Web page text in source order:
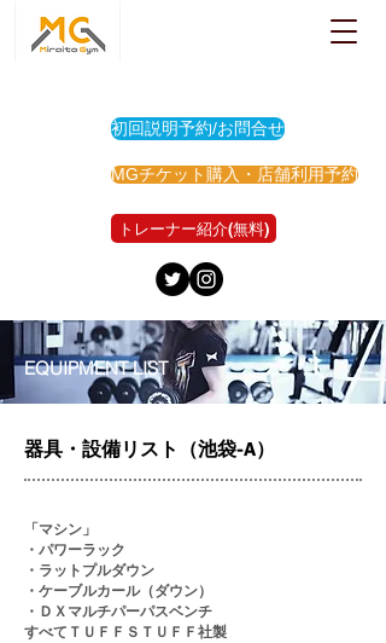
初回説明予約/お問合せ
MGチケット購入・店舗利用予約
トレーナー紹介(無料)
EQUIPMENT LIST
器具・設備リスト（池袋-A）
「マシン」
・パワーラック
・ラットプルダウン
・ケーブルカール（ダウン）
・ＤＸマルチパーパスベンチ
すべてＴＵＦＦＳＴＵＦＦ社製